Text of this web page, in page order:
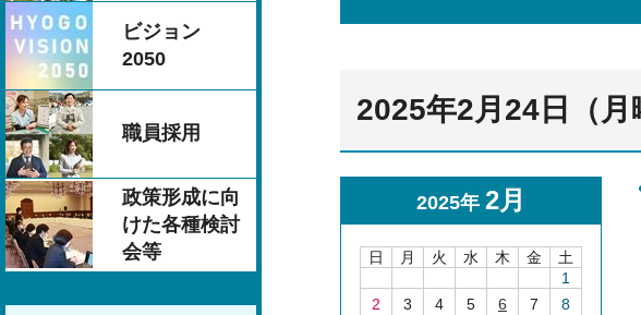
ビジョン
2050
職員採用
政策形成に向
けた各種検討
会等
2025年2月24日（
2025年 2月
日 月 火 水 木 金
土
1
2
3 4 5 6 7
8